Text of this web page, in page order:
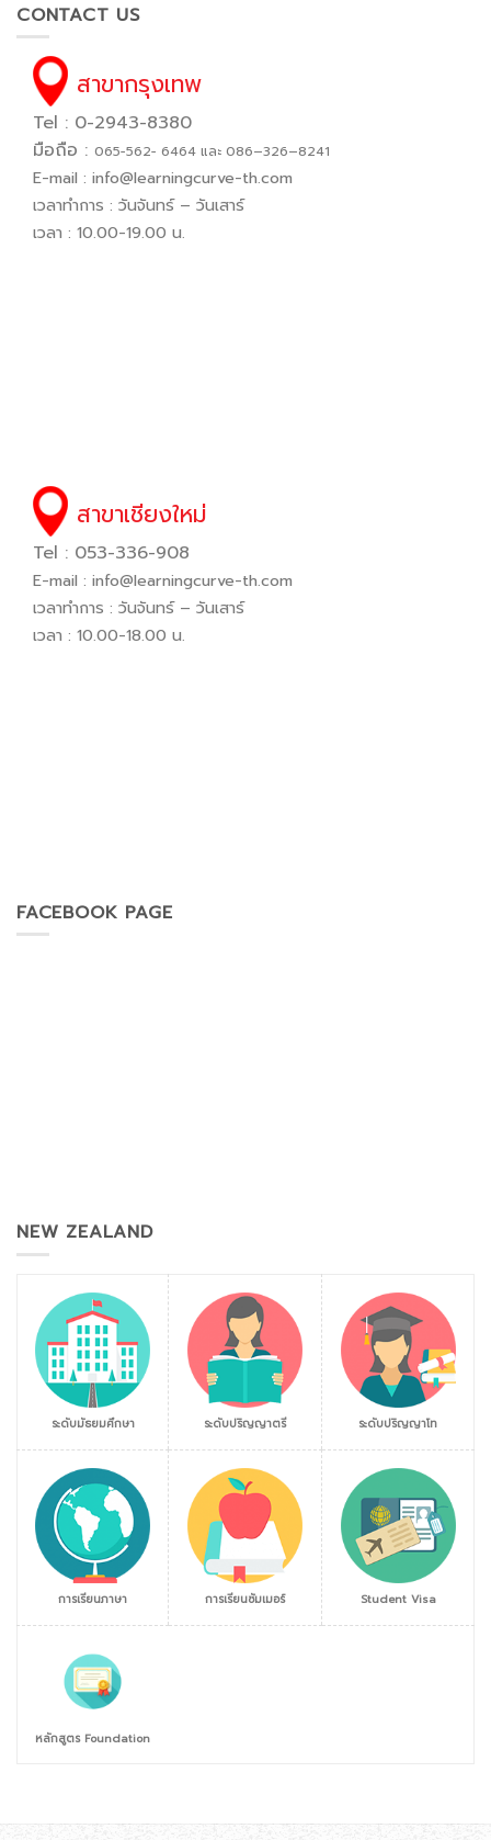
CONTACT US
สาขากรุงเทพ
Tel : 0-2943-8380
มือถือ : 065−562− 6464 และ 086–326–8241
E-mail : info@learningcurve-th.com
เวลาทำการ : วันจันทร์ – วันเสาร์
เวลา : 10.00-19.00 น.
สาขาเชียงใหม่
Tel : 053-336-908
E-mail : info@learningcurve-th.com
เวลาทำการ : วันจันทร์ – วันเสาร์
เวลา : 10.00-18.00 น.
FACEBOOK PAGE
NEW ZEALAND
ระดับมัธยมศึกษา ระดับปริญญาตรี ระดับปริญญาโท
การเรียนภาษา การเรียนซัมเมอร์ Student Visa
หลักสูตร Foundation